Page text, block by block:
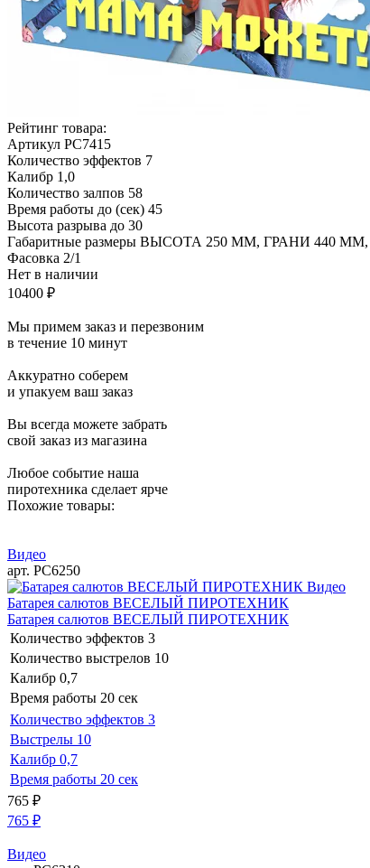
Рейтинг товара:
Артикул РС7415
Количество эффектов 7
Калибр 1,0
Количество залпов 58
Время работы до (сек) 45
Высота разрыва до 30
Габаритные размеры ВЫСОТА 250 ММ, ГРАНИ 440 ММ,
Фасовка 2/1
Нет в наличии
10400 ₽
Мы примем заказ и перезвоним
в течение 10 минут
Аккуратно соберем
и упакуем ваш заказ
Вы всегда можете забрать
свой заказ из магазина
Любое событие наша
пиротехника сделает ярче
Похожие товары:
Видео
арт. РС6250
Видео
Батарея салютов ВЕСЕЛЫЙ ПИРОТЕХНИК
Батарея салютов ВЕСЕЛЫЙ ПИРОТЕХНИК
Количество эффектов 3
Количество выстрелов 10
Калибр 0,7
Время работы 20 сек
Количество эффектов 3
Выстрелы 10
Калибр 0,7
Время работы 20 сек
765 ₽
765 ₽
Видео